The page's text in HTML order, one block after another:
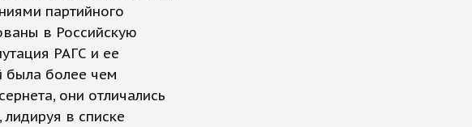
партийного
в Российскую
РАГС и ее
была более чем
они отличались
в списке